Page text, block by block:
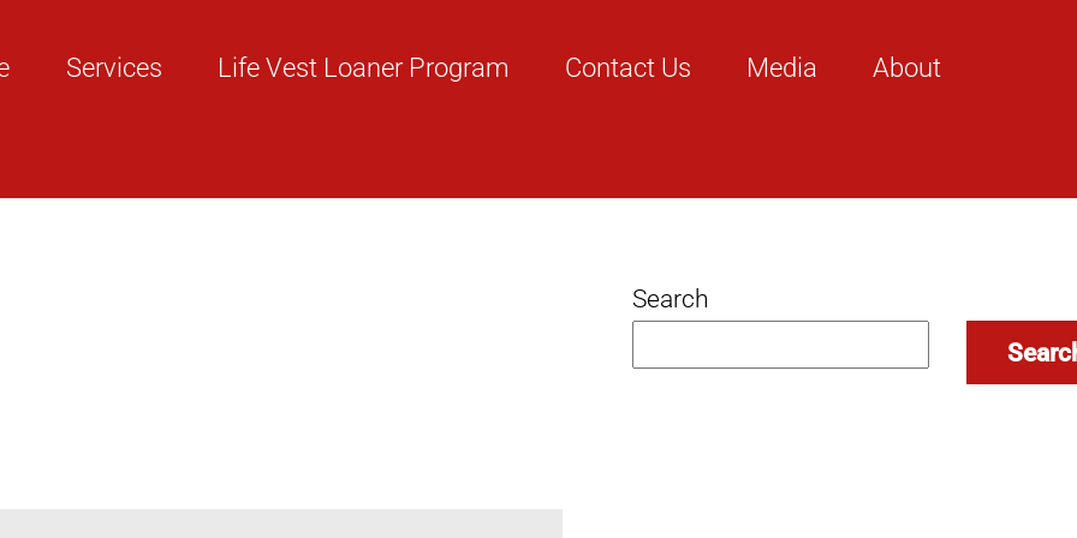
Services Life Vest Loaner Program Contact Us Media About
Search